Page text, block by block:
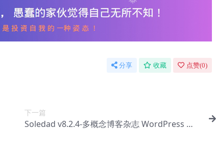
❅
分享 收藏 点赞(0)
下一篇
Soledad v8.2.4-多概念博客杂志 WordPress 主